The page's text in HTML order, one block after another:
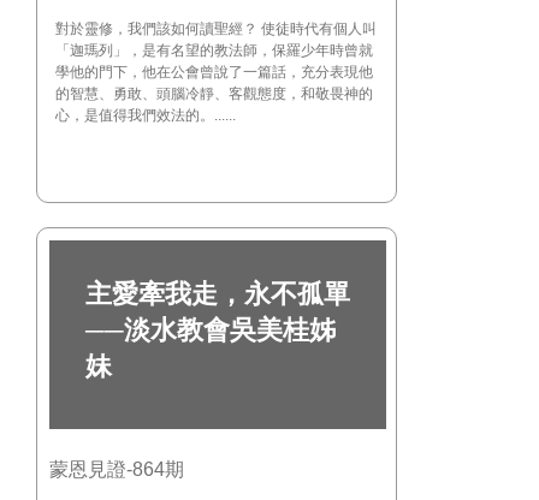
對於靈修，我們該如何讀聖經？ 使徒時代有個人叫
「迦瑪列」，是有名望的教法師，保羅少年時曾就
學他的門下，他在公會曾說了一篇話，充分表現他
的智慧、勇敢、頭腦冷靜、客觀態度，和敬畏神的
心，是值得我們效法的。......
主愛牽我走，永不孤單
──淡水教會吳美桂姊
妹
蒙恩見證-864期